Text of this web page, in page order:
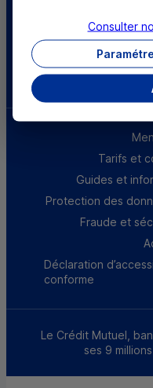
Tarifs et
Guides et
Protection des
Fraude et
Déclaration
conforme
Le Crédit Mutuel,
ses 9
Consulter